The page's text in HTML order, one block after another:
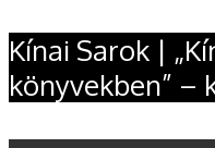
Kínai Sarok |
könyvekben” –